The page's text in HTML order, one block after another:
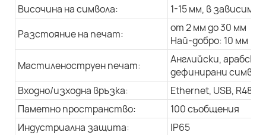
Височина на символа:
1-15 мм, в
Разстояние на печат:
от 2 мм до 30 мм
Най-добро: 10 мм
Мастиленоструен печат:
Английски,
дефинирани
Входно/изходна връзка:
Ethernet, USB, R485
Паметно пространство:
100 съобщения
Индустриална защита:
IP65